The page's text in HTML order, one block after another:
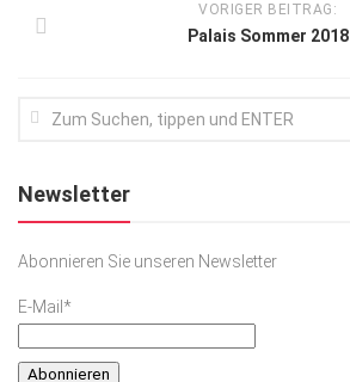
VORIGER BEITRAG:
Palais Sommer 2018
Newsletter
Abonnieren Sie unseren Newsletter
E-Mail*